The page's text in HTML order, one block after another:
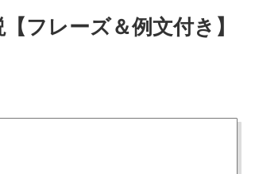
フレーズ＆例文付き】